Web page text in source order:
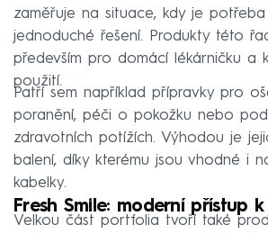
zaměřuje na situace, kdy je
jednoduché řešení. Produkty této
především pro domácí lékárničku a
použití.
Patří sem například přípravky pro
poranění, péči o pokožku nebo
zdravotních potížích. Výhodou je
balení, díky kterému jsou vhodné i
kabelky.
Fresh Smile: moderní přístup
Velkou část portfolia tvoří také